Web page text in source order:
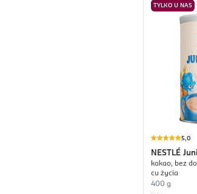
TYLKO U NAS
5,0
NESTLÉ
kakao, bez
cu życia
400 g